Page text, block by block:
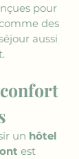
pour
des
aussi
un hôtel
est